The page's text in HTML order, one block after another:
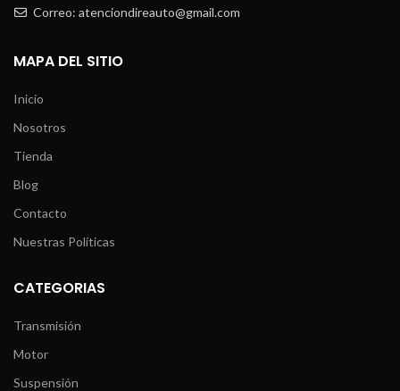
Correo: atenciondireauto@gmail.com
MAPA DEL SITIO
Inicio
Nosotros
Tienda
Blog
Contacto
Nuestras Políticas
CATEGORIAS
Transmisión
Motor
Suspensión